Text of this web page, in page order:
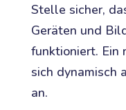
Stelle sicher,
Geräten und
funktioniert. Ein
sich dynamisch
an.